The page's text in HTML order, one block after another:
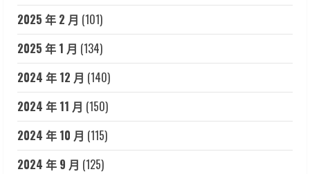
2025 年 2 月 (101)
2025 年 1 月 (134)
2024 年 12 月 (140)
2024 年 11 月 (150)
2024 年 10 月 (115)
2024 年 9 月 (125)